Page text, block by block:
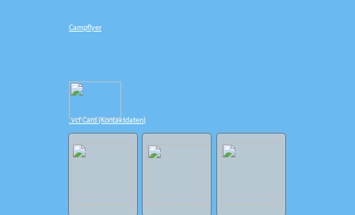
Campflyer
.vcf Card(Kontaktdaten)